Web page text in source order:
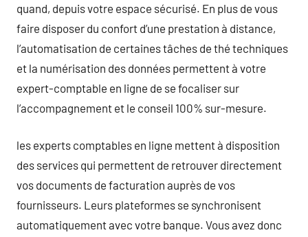
quand, depuis votre espace sécurisé. En plus de vous
faire disposer du confort d’une prestation à distance,
l’automatisation de certaines tâches de thé techniques
et la numérisation des données permettent à votre
expert-comptable en ligne de se focaliser sur
l’accompagnement et le conseil 100% sur-mesure.
les experts comptables en ligne mettent à disposition
des services qui permettent de retrouver directement
vos documents de facturation auprès de vos
fournisseurs. Leurs plateformes se synchronisent
automatiquement avec votre banque. Vous avez donc